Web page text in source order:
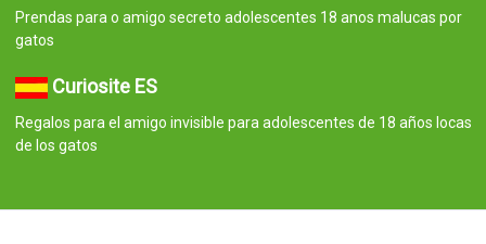
Prendas para o amigo secreto adolescentes 18 anos malucas por
gatos
Curiosite ES
Regalos para el amigo invisible para adolescentes de 18 años locas
de los gatos